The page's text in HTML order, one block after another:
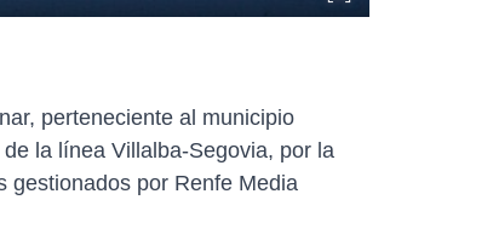
perteneciente al municipio
la línea Villalba-Segovia, por la
gestionados por Renfe Media